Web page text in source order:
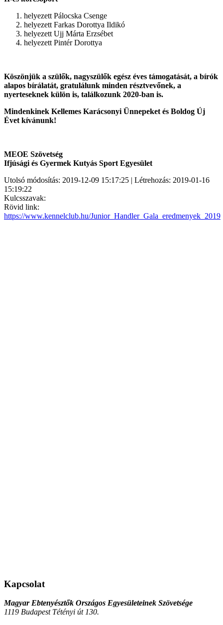
helyezett Pálocska Csenge
helyezett Farkas Dorottya Ildikó
helyezett Ujj Márta Erzsébet
helyezett Pintér Dorottya
Köszönjük a szülők, nagyszülők egész éves támogatását, a bírók
alapos bírálatát, gratulálunk minden résztvevőnek, a
nyerteseknek külön is, találkozunk 2020-ban is.
Mindenkinek Kellemes Karácsonyi Ünnepeket és Boldog Új
Évet kívánunk!
MEOE Szövetség
Ifjúsági és Gyermek Kutyás Sport Egyesület
Utolsó módosítás: 2019-12-09 15:17:25 | Létrehozás: 2019-01-16
15:19:22
Kulcsszavak:
Rövid link:
https://www.kennelclub.hu/Junior_Handler_Gala_eredmenyek_2019
Kapcsolat
Magyar Ebtenyésztők Országos Egyesületeinek Szövetsége
1119 Budapest Tétényi út 130.